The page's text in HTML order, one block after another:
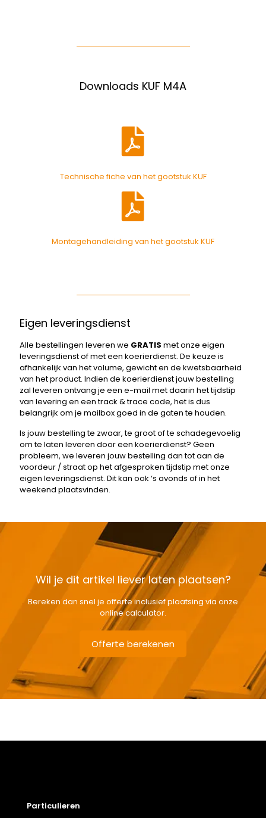
Downloads KUF M4A
Technische fiche van het gootstuk KUF
Montagehandleiding van het gootstuk KUF
Eigen leveringsdienst
Alle bestellingen leveren we GRATIS met onze eigen
leveringsdienst of met een koerierdienst. De keuze is
afhankelijk van het volume, gewicht en de kwetsbaarheid
van het product. Indien de koerierdienst jouw bestelling
zal leveren ontvang je een e-mail met daarin het tijdstip
van levering en een track & trace code, het is dus
belangrijk om je mailbox goed in de gaten te houden.
Is jouw bestelling te zwaar, te groot of te schadegevoelig
om te laten leveren door een koerierdienst? Geen
probleem, we leveren jouw bestelling dan tot aan de
voordeur / straat op het afgesproken tijdstip met onze
eigen leveringsdienst. Dit kan ook ‘s avonds of in het
weekend plaatsvinden.
Wil je dit artikel liever laten plaatsen?
Bereken dan snel je offerte inclusief plaatsing via onze
online calculator.
Offerte berekenen
Particulieren